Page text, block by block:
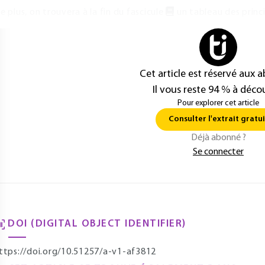
Cet article est réservé aux
Il vous reste 94 % à
Pour explorer cet article
Consulter l'extrait
Déjà abonné ?
Se connecter
DOI (DIGITAL OBJECT IDENTIFIER)
doi.org/10.51257/a-v1-af3812